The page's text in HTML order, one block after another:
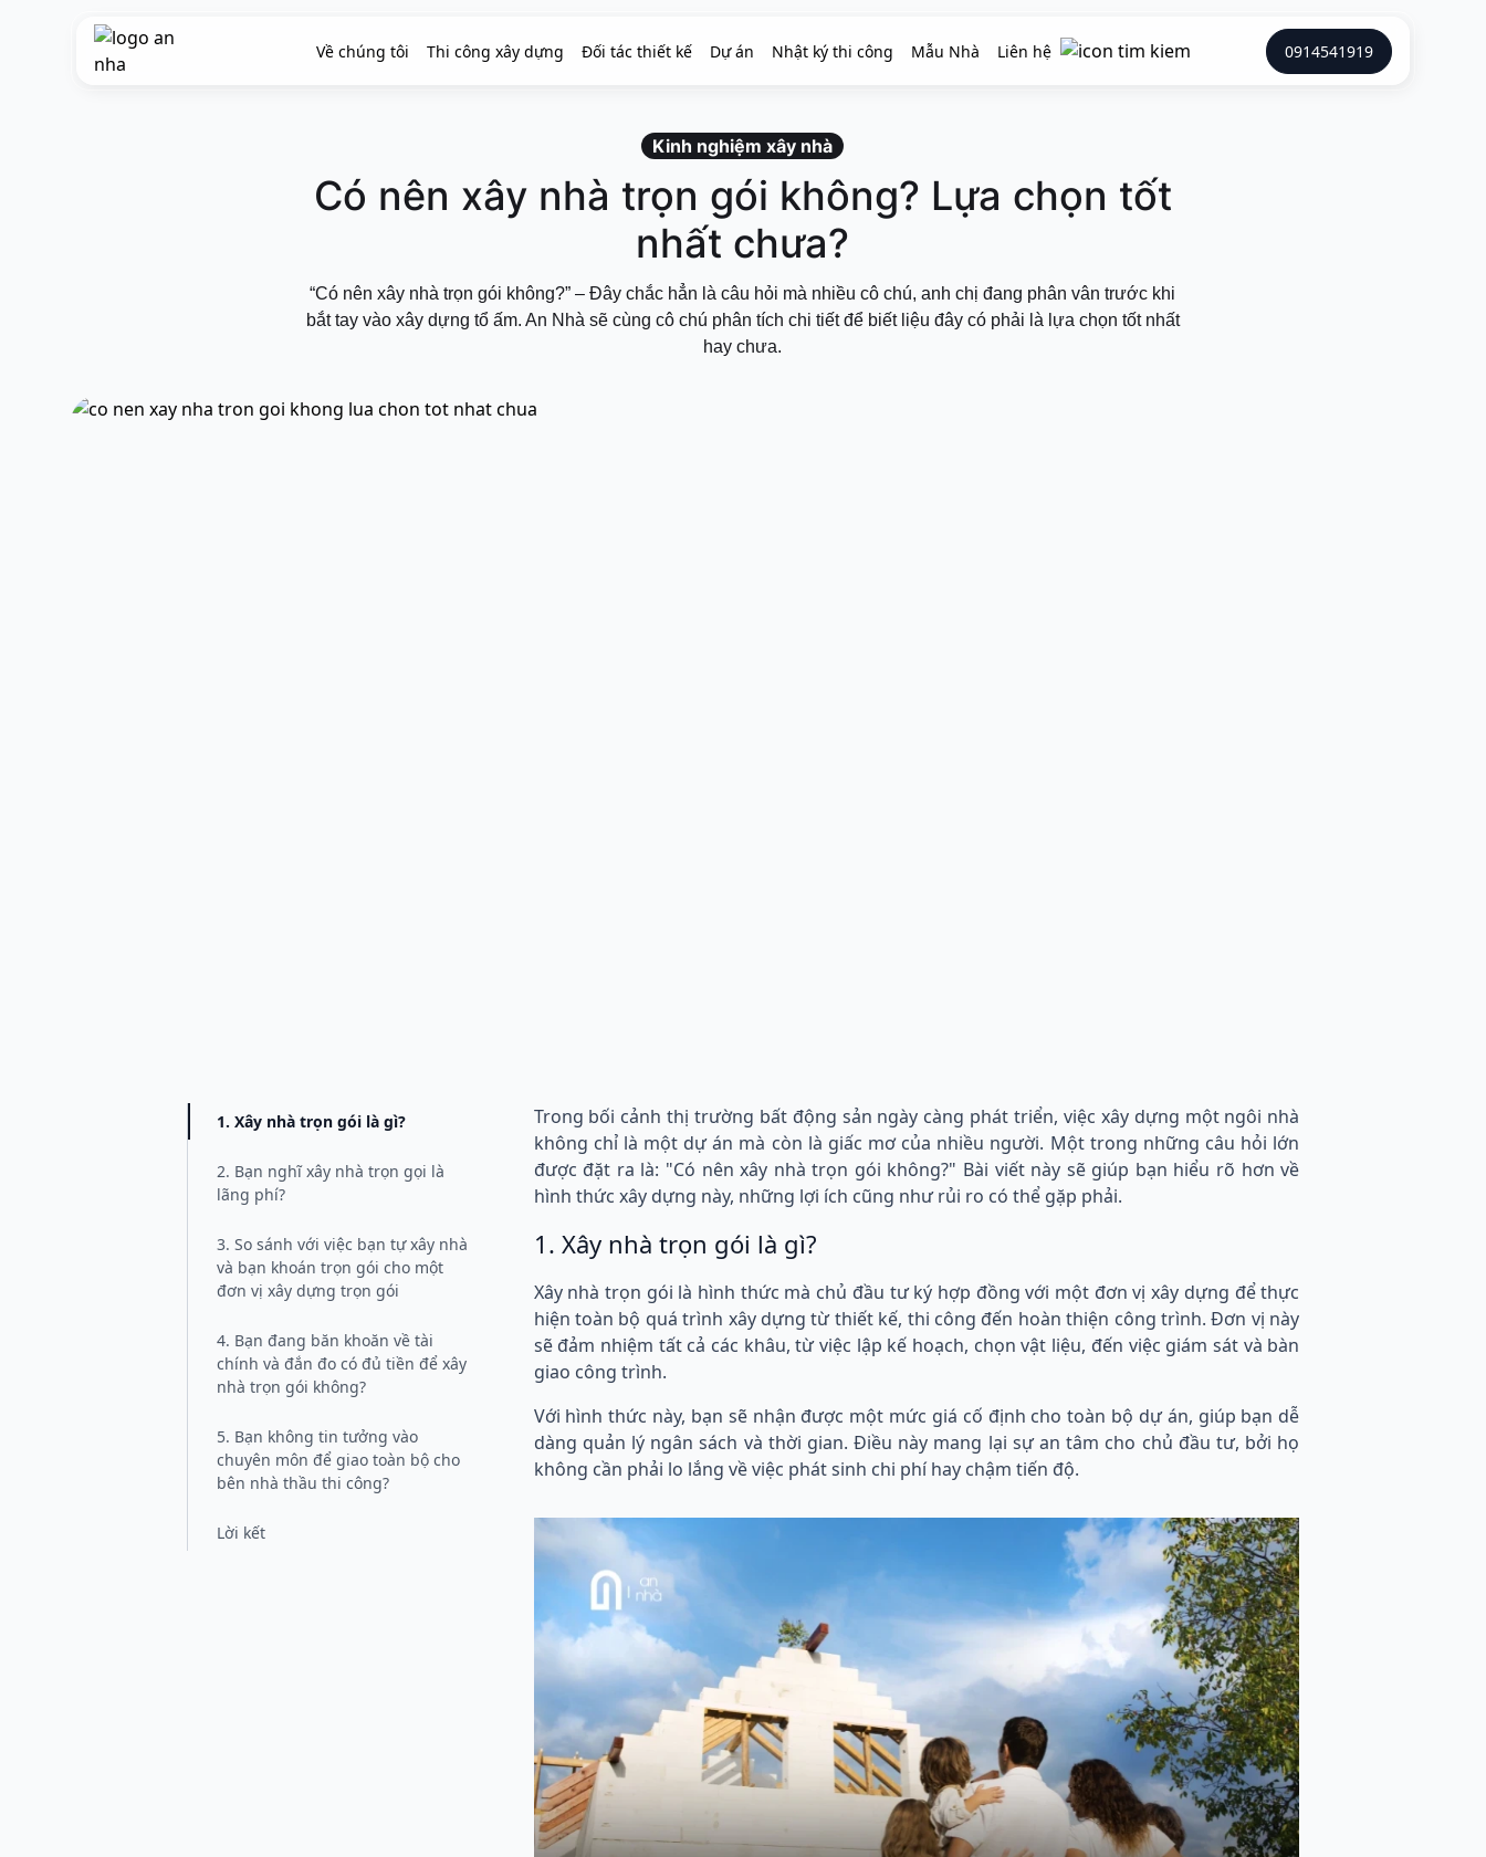
Về chúng tôi Thi công xây dựng Đối tác thiết kế Dự án Nhật ký thi công Mẫu Nhà Liên hệ 0914541919
Kinh nghiệm xây nhà
Có nên xây nhà trọn gói không? Lựa chọn tốt
nhất chưa?
“Có nên xây nhà trọn gói không?” – Đây chắc hẳn là câu hỏi mà nhiều cô chú, anh chị đang phân vân trước khi
bắt tay vào xây dựng tổ ấm. An Nhà sẽ cùng cô chú phân tích chi tiết để biết liệu đây có phải là lựa chọn tốt nhất
hay chưa.
1. Xây nhà trọn gói là gì?
2. Bạn nghĩ xây nhà trọn gọi là
lãng phí?
3. So sánh với việc bạn tự xây nhà
và bạn khoán trọn gói cho một
đơn vị xây dựng trọn gói
4. Bạn đang băn khoăn về tài
chính và đắn đo có đủ tiền để xây
nhà trọn gói không?
5. Bạn không tin tưởng vào
chuyên môn để giao toàn bộ cho
bên nhà thầu thi công?
Lời kết
Trong bối cảnh thị trường bất động sản ngày càng phát triển, việc xây dựng một ngôi nhà
không chỉ là một dự án mà còn là giấc mơ của nhiều người. Một trong những câu hỏi lớn
được đặt ra là: "Có nên xây nhà trọn gói không?" Bài viết này sẽ giúp bạn hiểu rõ hơn về
hình thức xây dựng này, những lợi ích cũng như rủi ro có thể gặp phải.
1. Xây nhà trọn gói là gì?
Xây nhà trọn gói là hình thức mà chủ đầu tư ký hợp đồng với một đơn vị xây dựng để thực
hiện toàn bộ quá trình xây dựng từ thiết kế, thi công đến hoàn thiện công trình. Đơn vị này
sẽ đảm nhiệm tất cả các khâu, từ việc lập kế hoạch, chọn vật liệu, đến việc giám sát và bàn
giao công trình.
Với hình thức này, bạn sẽ nhận được một mức giá cố định cho toàn bộ dự án, giúp bạn dễ
dàng quản lý ngân sách và thời gian. Điều này mang lại sự an tâm cho chủ đầu tư, bởi họ
không cần phải lo lắng về việc phát sinh chi phí hay chậm tiến độ.